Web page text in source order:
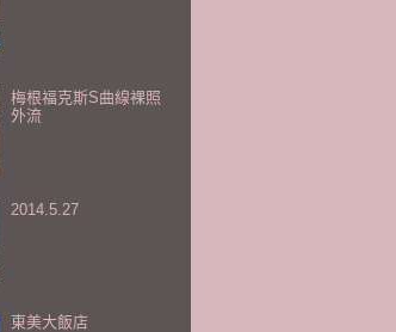
梅根福克斯S曲線裸照
外流
2014.5.27
東美大飯店